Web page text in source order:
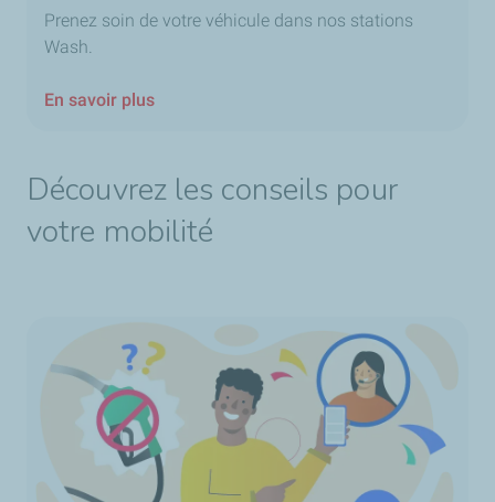
Prenez soin de votre véhicule dans nos stations
Wash.
En savoir plus
Découvrez les conseils pour
votre mobilité